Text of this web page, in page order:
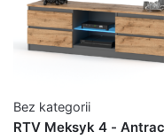
Bez kategorii
RTV Meksyk 4 -